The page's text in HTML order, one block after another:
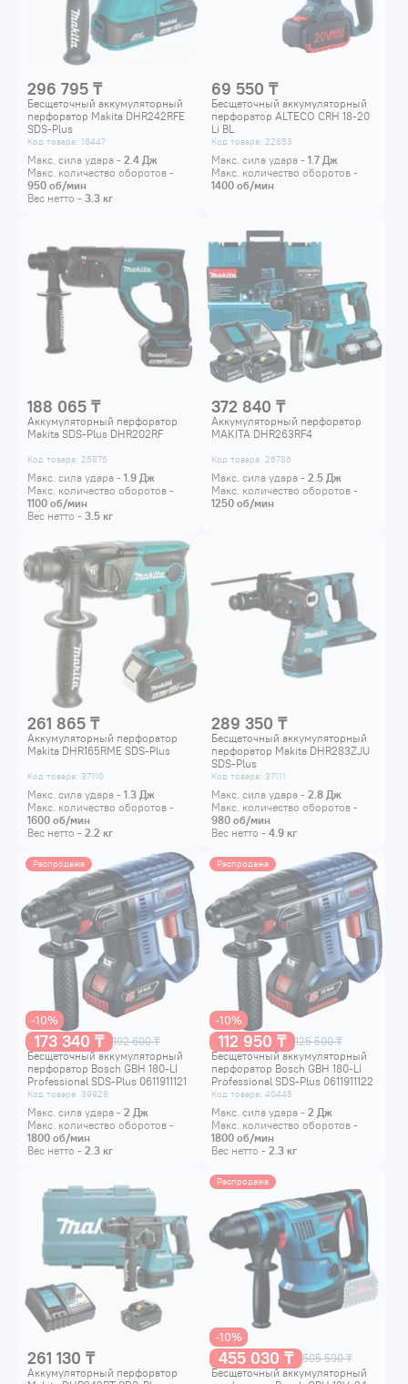
296 795 ₸
Бесщеточный аккумуляторный
перфоратор Makita DHR242RFE
SDS-Plus
Код товара: 18447
Макс. сила удара - 2.4 Дж
Макс. количество оборотов -
950 об/мин
Вес нетто - 3.3 кг
69 550 ₸
Бесщеточный аккумуляторный
перфоратор ALTECO CRH 18-20
Li BL
Код товара: 22853
Макс. сила удара - 1.7Дж
Макс. количество оборотов -
1400об/мин
188 065 ₸
Аккумуляторный перфоратор
Makita SDS-Plus DHR202RF
Код товара: 25875
Макс. сила удара - 1.9 Дж
Макс. количество оборотов -
1100 об/мин
Вес нетто - 3.5 кг
372 840 ₸
Аккумуляторный перфоратор
MAKITA DHR263RF4
Код товара: 26786
Макс. сила удара - 2.5Дж
Макс. количество оборотов -
1250об/мин
261 865 ₸
Аккумуляторный перфоратор
Makita DHR165RME SDS-Plus
Код товара: 37110
Макс. сила удара - 1.3 Дж
Макс. количество оборотов -
1600 об/мин
Вес нетто - 2.2 кг
289 350 ₸
Бесщеточный аккумуляторный
перфоратор Makita DHR283ZJU
SDS-Plus
Код товара: 37111
Макс. сила удара - 2.8Дж
Макс. количество оборотов -
980об/мин
Вес нетто - 4.9кг
Распродажа
173 340 ₸ 192 600 ₸
-10%
Бесщеточный аккумуляторный
перфоратор Bosch GBH 180-LI
Professional SDS-Plus 0611911121
Код товара: 39928
Макс. сила удара - 2 Дж
Макс. количество оборотов -
1800 об/мин
Вес нетто - 2.3 кг
Распродажа
112 950 ₸ 125 500 ₸
-10%
Бесщеточный аккумуляторный
перфоратор Bosch GBH 180-LI
Professional SDS-Plus 0611911122
Код товара: 40445
Макс. сила удара - 2 Дж
Макс. количество оборотов -
1800об/мин
Вес нетто - 2.3кг
261 130 ₸
Аккумуляторный перфоратор
Распродажа
455 030 ₸ 505 590 ₸
-10%
Бесщеточный аккумуляторный